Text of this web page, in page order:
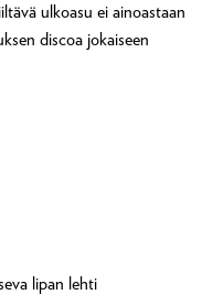
ulkoasu ei ainoastaan
discoa jokaiseen
lipan lehti